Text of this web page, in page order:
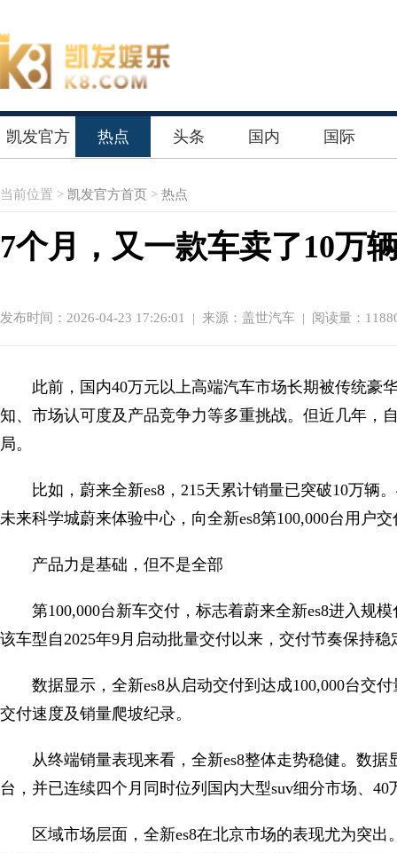
凯发官方 热点 头条 国内 国际
当前位置 > 凯发官方首页 > 热点
7个月，又一款车卖了10万
发布时间：2026-04-23 17:26:01 | 来源：盖世汽车 | 阅读量：
此前，国内40万元以上高端汽车市场长期被传统豪
知、市场认可度及产品竞争力等多重挑战。但近几年，
局。
比如，蔚来全新es8，215天累计销量已突破10万辆
未来科学城蔚来体验中心，向全新es8第100,000台用户
产品力是基础，但不是全部
第100,000台新车交付，标志着蔚来全新es8进入规
该车型自2025年9月启动批量交付以来，交付节奏保持
数据显示，全新es8从启动交付到达成100,000台交
交付速度及销量爬坡纪录。
从终端销量表现来看，全新es8整体走势稳健。数据
台，并已连续四个月同时位列国内大型suv细分市场、
区域市场层面，全新es8在北京市场的表现尤为突